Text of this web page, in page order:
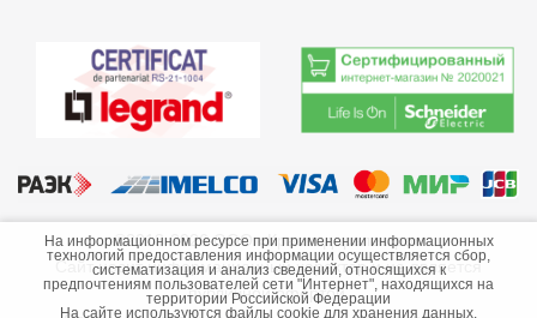
©2013-2026 ООО «Краснодарэлектро»
Сайт носит информационный характер и не является
публичной офертой.
На информационном ресурсе при применении информационных
технологий предоставления информации осуществляется сбор,
систематизация и анализ сведений, относящихся к
предпочтениям пользователей сети "Интернет", находящихся на
территории Российской Федерации
На сайте используются файлы cookie для хранения данных.